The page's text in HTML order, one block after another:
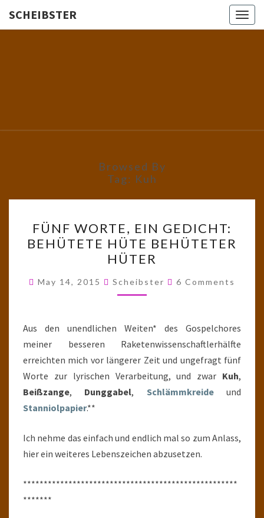
SCHEIBSTER
School!
Browsed By
Tag: Kuh
WORTE,
EIN
GEDICHT:
BEHÜTETE
HÜTE
HÜTER
FÜNF WORTE, EIN GEDICHT:
BEHÜTETE HÜTE BEHÜTETER
HÜTER
May 14, 2015 Scheibster Comments
6 Comments
Aus den unendlichen Weiten* des Gospelchores
meiner besseren Raketenwissenschaftlerhälfte
erreichten mich vor längerer Zeit und ungefragt fünf
Worte zur lyrischen Verarbeitung, und zwar Kuh,
Beißzange, Dunggabel, Schlämmkreideund
Stanniolpapier.**
Ich nehme das einfach und endlich mal so zum Anlass,
hier ein weiteres Lebenszeichen abzusetzen.
****************************************************
*******